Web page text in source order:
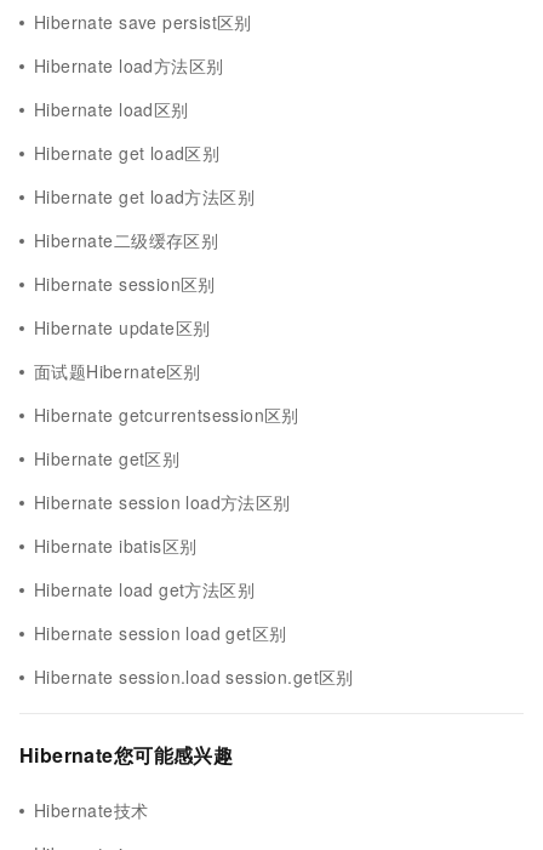
Hibernate save persist区别
Hibernate load方法区别
Hibernate load区别
Hibernate get load区别
Hibernate get load方法区别
Hibernate二级缓存区别
Hibernate session区别
Hibernate update区别
面试题Hibernate区别
Hibernate getcurrentsession区别
Hibernate get区别
Hibernate session load方法区别
Hibernate ibatis区别
Hibernate load get方法区别
Hibernate session load get区别
Hibernate session.load session.get区别
Hibernate您可能感兴趣
Hibernate技术